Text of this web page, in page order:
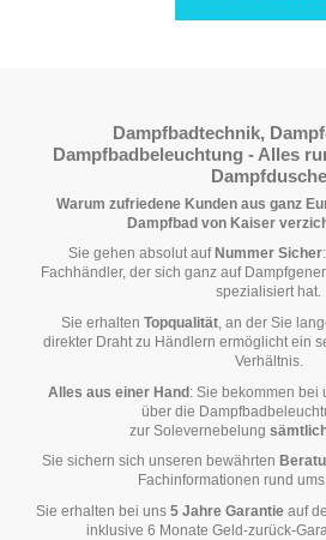
Dampfbadtechnik,
Dampfbadbeleuchtung - Alles
Dampfdusche
Warum zufriedene Kunden aus ganz
Dampfbad von Kaiser
Sie gehen absolut auf Nummer Sicher
Fachhändler, der sich ganz auf
spezialisiert hat.
Sie erhalten Topqualität, an der Sie
direkter Draht zu Händlern ermöglicht ein
Verhältnis.
Alles aus einer Hand: Sie bekommen bei
über die
zur Solevernebelung
Sie sichern sich unseren bewährten
Fachinformationen rund
Sie erhalten bei uns 5 Jahre Garantie auf
inklusive 6 Monate Geld-zurück-